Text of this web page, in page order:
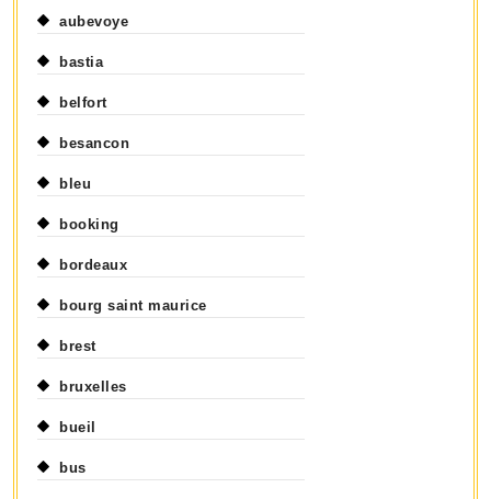
aubevoye
bastia
belfort
besancon
bleu
booking
bordeaux
bourg saint maurice
brest
bruxelles
bueil
bus